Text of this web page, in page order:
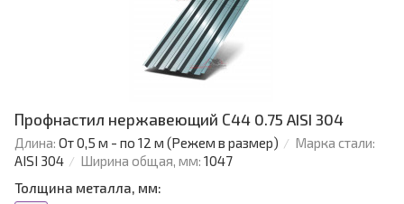
Профнастил нержавеющий С44 0.75 AISI 304
Длина: От 0,5 м - по 12 м (Режем в размер)
Марка стали:
AISI 304
Ширина общая, мм: 1047
Толщина металла, мм: